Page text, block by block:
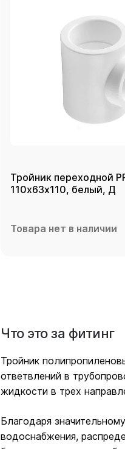
Тройник переходной
110х63х110, белый, Д
Товара нет в наличии
Что это за фитинг
Тройник
ответвлений в
жидкости в трех
Благодаря
водоснабжения,